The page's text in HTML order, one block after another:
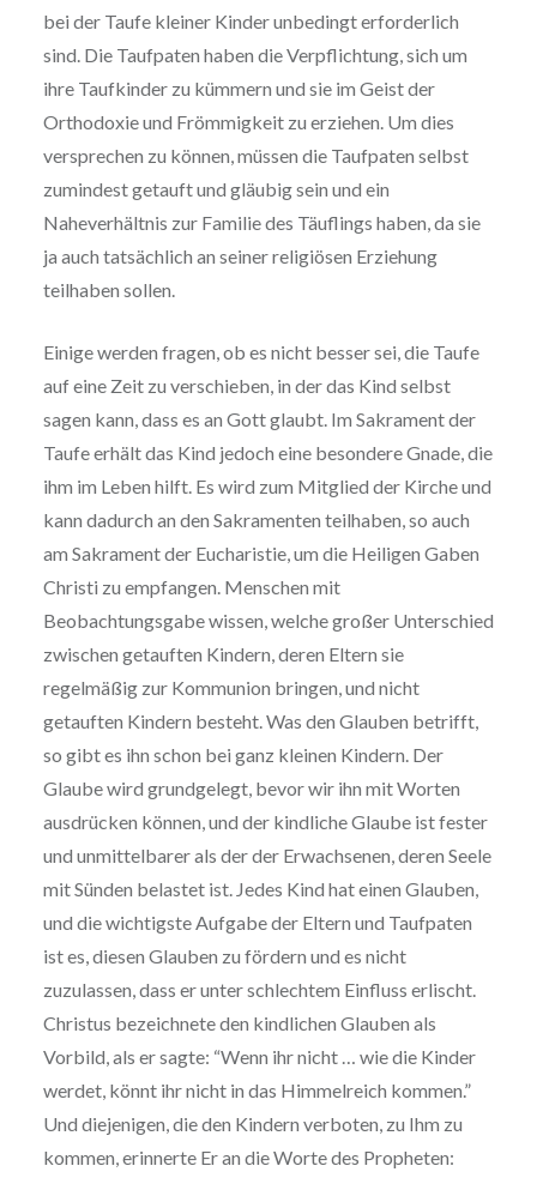
bei der Taufe kleiner Kinder unbedingt erforderlich
sind. Die Taufpaten haben die Verpflichtung, sich um
ihre Taufkinder zu kümmern und sie im Geist der
Orthodoxie und Frömmigkeit zu erziehen. Um dies
versprechen zu können, müssen die Taufpaten selbst
zumindest getauft und gläubig sein und ein
Naheverhältnis zur Familie des Täuflings haben, da sie
ja auch tatsächlich an seiner religiösen Erziehung
teilhaben sollen.
Einige werden fragen, ob es nicht besser sei, die Taufe
auf eine Zeit zu verschieben, in der das Kind selbst
sagen kann, dass es an Gott glaubt. Im Sakrament der
Taufe erhält das Kind jedoch eine besondere Gnade, die
ihm im Leben hilft. Es wird zum Mitglied der Kirche und
kann dadurch an den Sakramenten teilhaben, so auch
am Sakrament der Eucharistie, um die Heiligen Gaben
Christi zu empfangen. Menschen mit
Beobachtungsgabe wissen, welche großer Unterschied
zwischen getauften Kindern, deren Eltern sie
regelmäßig zur Kommunion bringen, und nicht
getauften Kindern besteht. Was den Glauben betrifft,
so gibt es ihn schon bei ganz kleinen Kindern. Der
Glaube wird grundgelegt, bevor wir ihn mit Worten
ausdrücken können, und der kindliche Glaube ist fester
und unmittelbarer als der der Erwachsenen, deren Seele
mit Sünden belastet ist. Jedes Kind hat einen Glauben,
und die wichtigste Aufgabe der Eltern und Taufpaten
ist es, diesen Glauben zu fördern und es nicht
zuzulassen, dass er unter schlechtem Einfluss erlischt.
Christus bezeichnete den kindlichen Glauben als
Vorbild, als er sagte: “Wenn ihr nicht … wie die Kinder
werdet, könnt ihr nicht in das Himmelreich kommen.”
Und diejenigen, die den Kindern verboten, zu Ihm zu
kommen, erinnerte Er an die Worte des Propheten: